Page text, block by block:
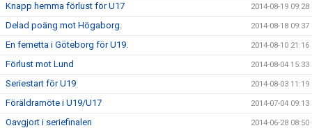
Knapp hemma förlust för U17 2014-08-19 09:28
Delad poäng mot Högaborg. 2014-08-18 09:37
En femetta i Göteborg för U19. 2014-08-10 21:16
Förlust mot Lund 2014-08-04 15:33
Seriestart för U19 2014-08-03 11:19
Föräldramöte i U19/U17 2014-07-04 09:13
Oavgjort i seriefinalen 2014-06-28 08:50